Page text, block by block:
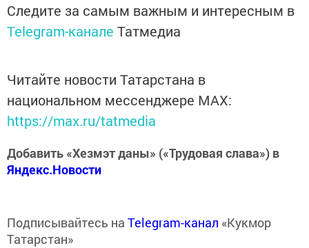
Следите за самым важным и интересным в
Telegram-канале Татмедиа
Читайте новости Татарстана в
национальном мессенджере MАХ:
https://max.ru/tatmedia
Добавить «Хезмэт даны» («Трудовая слава») в
Яндекс.Новости
Подписывайтесь на Telegram-канал «Кукмор
Татарстан»